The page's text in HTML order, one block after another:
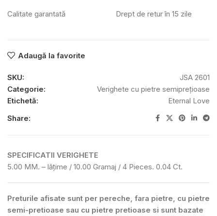
Calitate garantată Drept de retur în 15 zile
Adaugă la favorite
SKU:
JSA 2601
Categorie:
Verighete cu pietre semiprețioase
Etichetă:
Eternal Love
Share:
SPECIFICATII VERIGHETE
5.00 MM. – lățime / 10.00 Gramaj / 4 Pieces. 0.04 Ct.
Preturile afisate sunt per pereche, fara pietre, cu pietre
semi-pretioase sau cu pietre pretioase si sunt bazate